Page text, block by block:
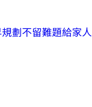
劃不留難題給家人